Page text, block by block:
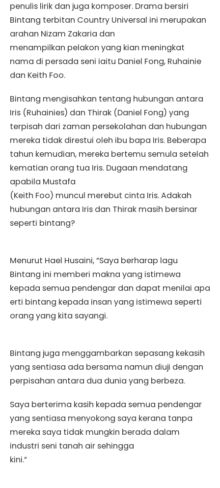
penulis lirik dan juga komposer. Drama bersiri
Bintang terbitan Country Universal ini merupakan
arahan Nizam Zakaria dan
menampilkan pelakon yang kian meningkat
nama di persada seni iaitu Daniel Fong, Ruhainie
dan Keith Foo.
Bintang mengisahkan tentang hubungan antara
Iris (Ruhainies) dan Thirak (Daniel Fong) yang
terpisah dari zaman persekolahan dan hubungan
mereka tidak direstui oleh ibu bapa Iris. Beberapa
tahun kemudian, mereka bertemu semula setelah
kematian orang tua Iris. Dugaan mendatang
apabila Mustafa
(Keith Foo) muncul merebut cinta Iris. Adakah
hubungan antara Iris dan Thirak masih bersinar
seperti bintang?
Menurut Hael Husaini, ”Saya berharap lagu
Bintang ini memberi makna yang istimewa
kepada semua pendengar dan dapat menilai apa
erti bintang kepada insan yang istimewa seperti
orang yang kita sayangi.
Bintang juga menggambarkan sepasang kekasih
yang sentiasa ada bersama namun diuji dengan
perpisahan antara dua dunia yang berbeza.
Saya berterima kasih kepada semua pendengar
yang sentiasa menyokong saya kerana tanpa
mereka saya tidak mungkin berada dalam
industri seni tanah air sehingga
kini.”